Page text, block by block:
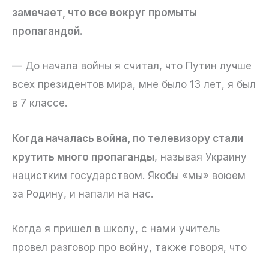
замечает, что все вокруг промыты
пропагандой.
— До начала войны я считал, что Путин лучше
всех президентов мира, мне было 13 лет, я был
в 7 классе.
Когда началась война, по телевизору стали
крутить много пропаганды, называя Украину
нацистким государством. Якобы «мы» воюем
за Родину, и напали на нас.
Когда я пришел в школу, с нами учитель
провел разговор про войну, также говоря, что